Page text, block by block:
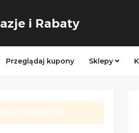
Przeglądaj kupony Sklepy
PROMOCJĘ